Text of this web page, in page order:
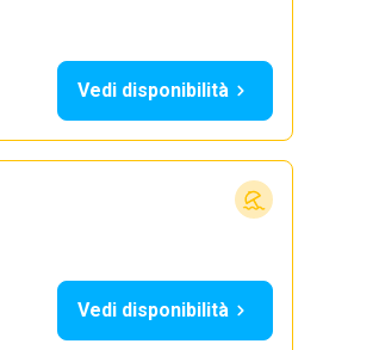
Vedi disponibilità
Vedi disponibilità